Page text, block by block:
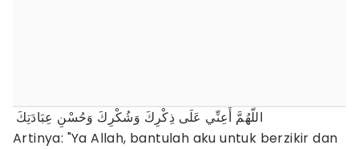
اللَّهُمَّ أَعِنِّي عَلَى ذِكْرِكَ وَشُكْرِكَ وَحُسْنِ عِبَادَتِكَ
Artinya: "Ya Allah, bantulah aku untuk berzikir dan